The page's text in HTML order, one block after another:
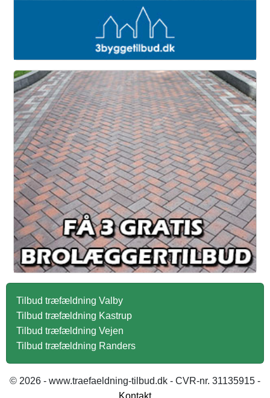
Tilbud træfældning Valby
Tilbud træfældning Kastrup
Tilbud træfældning Vejen
Tilbud træfældning Randers
© 2026 - www.traefaeldning-tilbud.dk - CVR-nr. 31135915 -
Kontakt